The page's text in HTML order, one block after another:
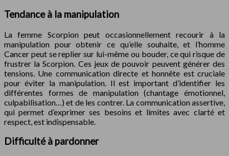
Tendance à la manipulation
La femme Scorpion peut occasionnellement recourir à la
manipulation pour obtenir ce qu’elle souhaite, et l’homme
Cancer peut se replier sur lui-même ou bouder, ce qui risque de
frustrer la Scorpion. Ces jeux de pouvoir peuvent générer des
tensions. Une communication directe et honnête est cruciale
pour éviter la manipulation. Il est important d’identifier les
différentes formes de manipulation (chantage émotionnel,
culpabilisation…) et de les contrer. La communication assertive,
qui permet d’exprimer ses besoins et limites avec clarté et
respect, est indispensable.
Difficulté à pardonner